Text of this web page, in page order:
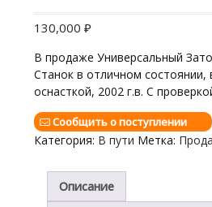
130,000 ₽
В продаже Универсальный
Станок в отличном состоянии,
оснасткой, 2002 г.в. С
Сообщить о поступлении
Категория: В пути Метка:
Описание